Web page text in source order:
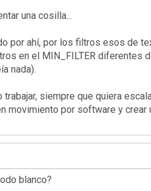
una cosilla...
por ahí, por los filtros esos de
en el MIN_FILTER diferentes
nada).
siempre que quiera
por software y crear
blanco?